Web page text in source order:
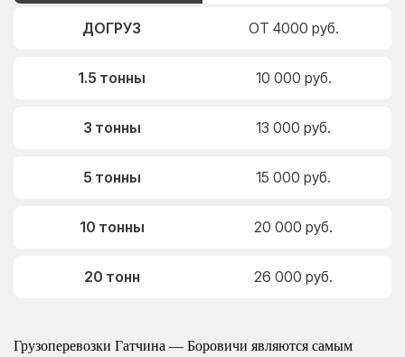
ДОГРУЗ ОТ 4000 руб.
1.5 тонны 10 000 руб.
3 тонны 13 000 руб.
5 тонны 15 000 руб.
10 тонны 20 000 руб.
20 тонн 26 000 руб.
Грузоперевозки Гатчина — Боровичи являются самым